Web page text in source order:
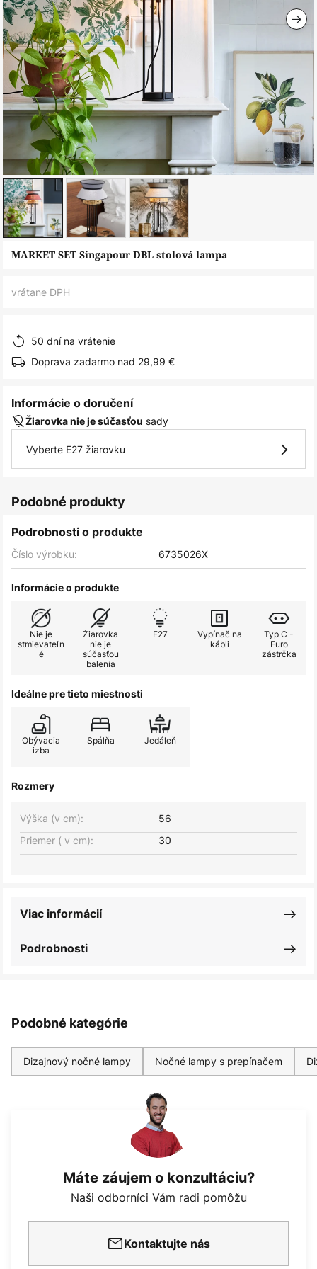
Preskočiť
MARKET SET Singapour DBL stolová lampa
vrátane DPH
50 dní na vrátenie
Doprava zadarmo nad 29,99 €
Informácie o doručení
Žiarovka nie je súčasťou sady
Vyberte E27 žiarovku
Podobné produkty
Podrobnosti o produkte
Číslo výrobku: 6735026X
Informácie o produkte
Nie je
stmievateľn
é
Žiarovka
nie je
súčasťou
balenia
E27
Vypínač na
kábli
Typ C -
Euro
zástrčka
Ideálne pre tieto miestnosti
Obývacia
izba
Spálňa Jedáleň
Rozmery
Výška (v cm):
56
Priemer ( v cm):
30
Podrobnosti
Viac informácií
Podobné kategórie
Dizajnový nočné lampy Nočné lampy s prepínačem
Máte záujem o konzultáciu?
Naši odborníci Vám radi pomôžu
Kontaktujte nás